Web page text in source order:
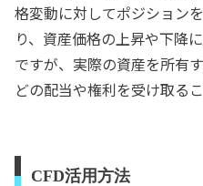
格変動に対してポジション
り、資産価格の上昇や下降
ですが、実際の資産を所有
どの配当や権利を受け取る
CFD活用方法